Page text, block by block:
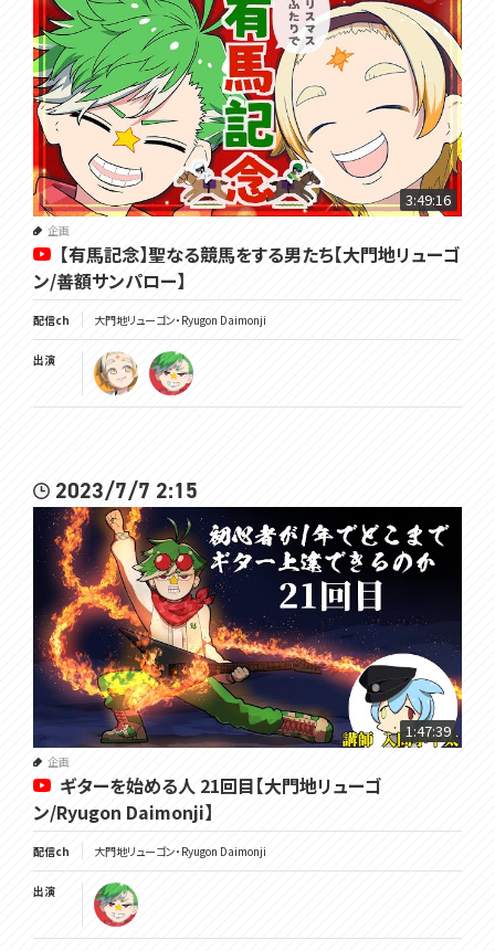
3:49:16
企画
【有馬記念】聖なる競馬をする男たち【大門地リューゴ
ン/善額サンパロー】
配信ch 大門地リューゴン・Ryugon Daimonji
出演
2023/7/7 2:15
1:47:39
企画
ギターを始める人 21回目【大門地リューゴ
ン/Ryugon Daimonji】
配信ch 大門地リューゴン・Ryugon Daimonji
出演